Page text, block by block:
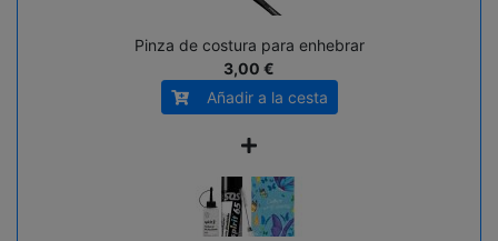
Pinza de costura para enhebrar
3,00 €
Añadir a la cesta
+